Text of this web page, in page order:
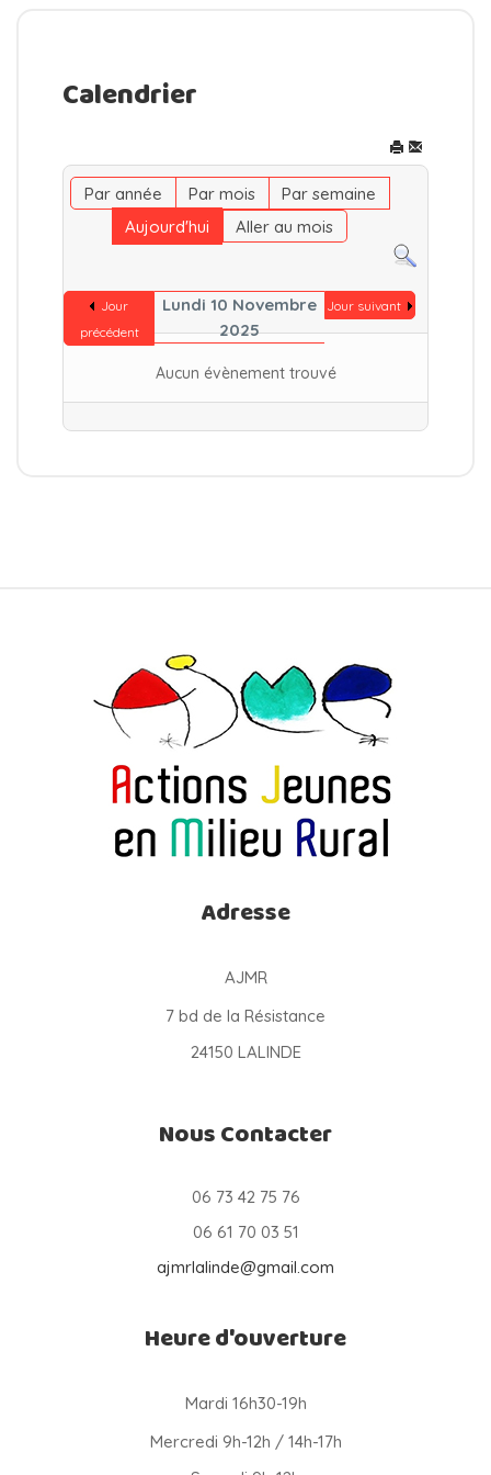
Calendrier
Par année Par mois
Par semaine
Aujourd'hui
Aller au mois
Jour
précédent
Lundi 10 Novembre
2025
Jour suivant
Aucun évènement trouvé
Adresse
AJMR
7 bd de la Résistance
24150 LALINDE
Nous Contacter
06 73 42 75 76
06 61 70 03 51
ajmrlalinde@gmail.com
Heure d'ouverture
Mardi 16h30-19h
Mercredi 9h-12h / 14h-17h